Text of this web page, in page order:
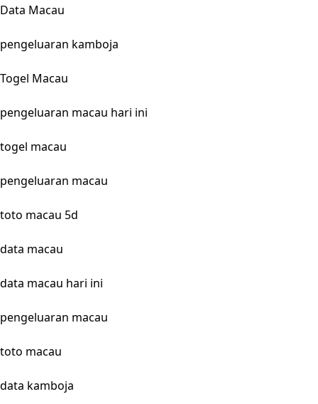
Data Macau
pengeluaran kamboja
Togel Macau
pengeluaran macau hari ini
togel macau
pengeluaran macau
toto macau 5d
data macau
data macau hari ini
pengeluaran macau
toto macau
data kamboja